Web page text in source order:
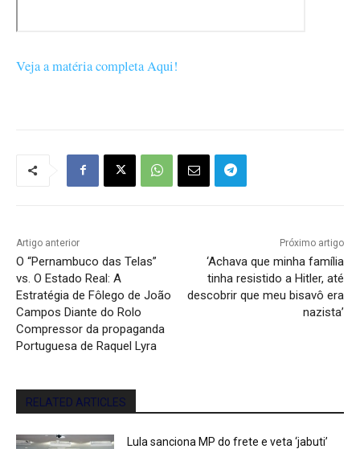
Veja a matéria completa Aqui!
Artigo anterior
O “Pernambuco das Telas”
vs. O Estado Real: A
Estratégia de Fôlego de João
Campos Diante do Rolo
Compressor da propaganda
Portuguesa de Raquel Lyra
Próximo artigo
‘Achava que minha família
tinha resistido a Hitler, até
descobrir que meu bisavô era
nazista’
RELATED ARTICLES
Lula sanciona MP do frete e veta ‘jabuti’